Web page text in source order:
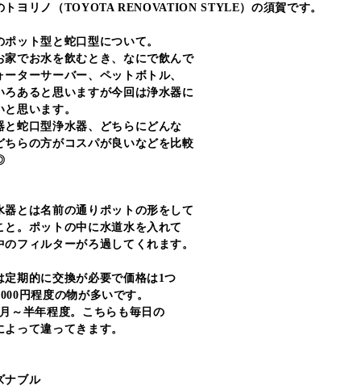
トヨリノ（TOYOTA RENOVATION STYLE）の須賀です。
ット型と蛇口型について。
家でお水を飲むとき、なにで飲んで
ーターサーバー、ペットボトル、
ろあると思いますが今回は浄水器に
思います。
と蛇口型浄水器、どちらにどんな
ちらの方がコスパが良いなどを比較
器とは名前の通りポットの形をして
と。ポットの中に水道水を入れて
のフィルターがろ過してくれます。
定期的に交換が必要で価格は1つ
円程度の物が多いです。
～半年程度。こちらも毎日の
って違ってきます。
ナブル